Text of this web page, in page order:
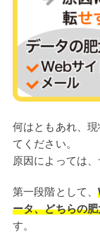
何はともあれ、
てください。
原因によっては
第一段階として、
ータ、どちらの
す。